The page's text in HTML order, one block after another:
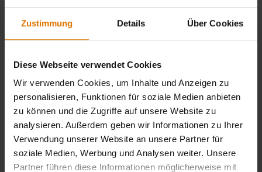
Zustimmung Details Über Cookies
Diese Webseite verwendet Cookies
Wir verwenden Cookies, um Inhalte und Anzeigen zu
personalisieren, Funktionen für soziale Medien anbieten
zu können und die Zugriffe auf unsere Website zu
analysieren. Außerdem geben wir Informationen zu Ihrer
Verwendung unserer Website an unsere Partner für
soziale Medien, Werbung und Analysen weiter. Unsere
Partner führen diese Informationen möglicherweise mit
Wertschätzung der Mitarbeiter sind nur
drei der Gründe, die Weber-Stephen zu
einem attraktiven Arbeitgeber machen.